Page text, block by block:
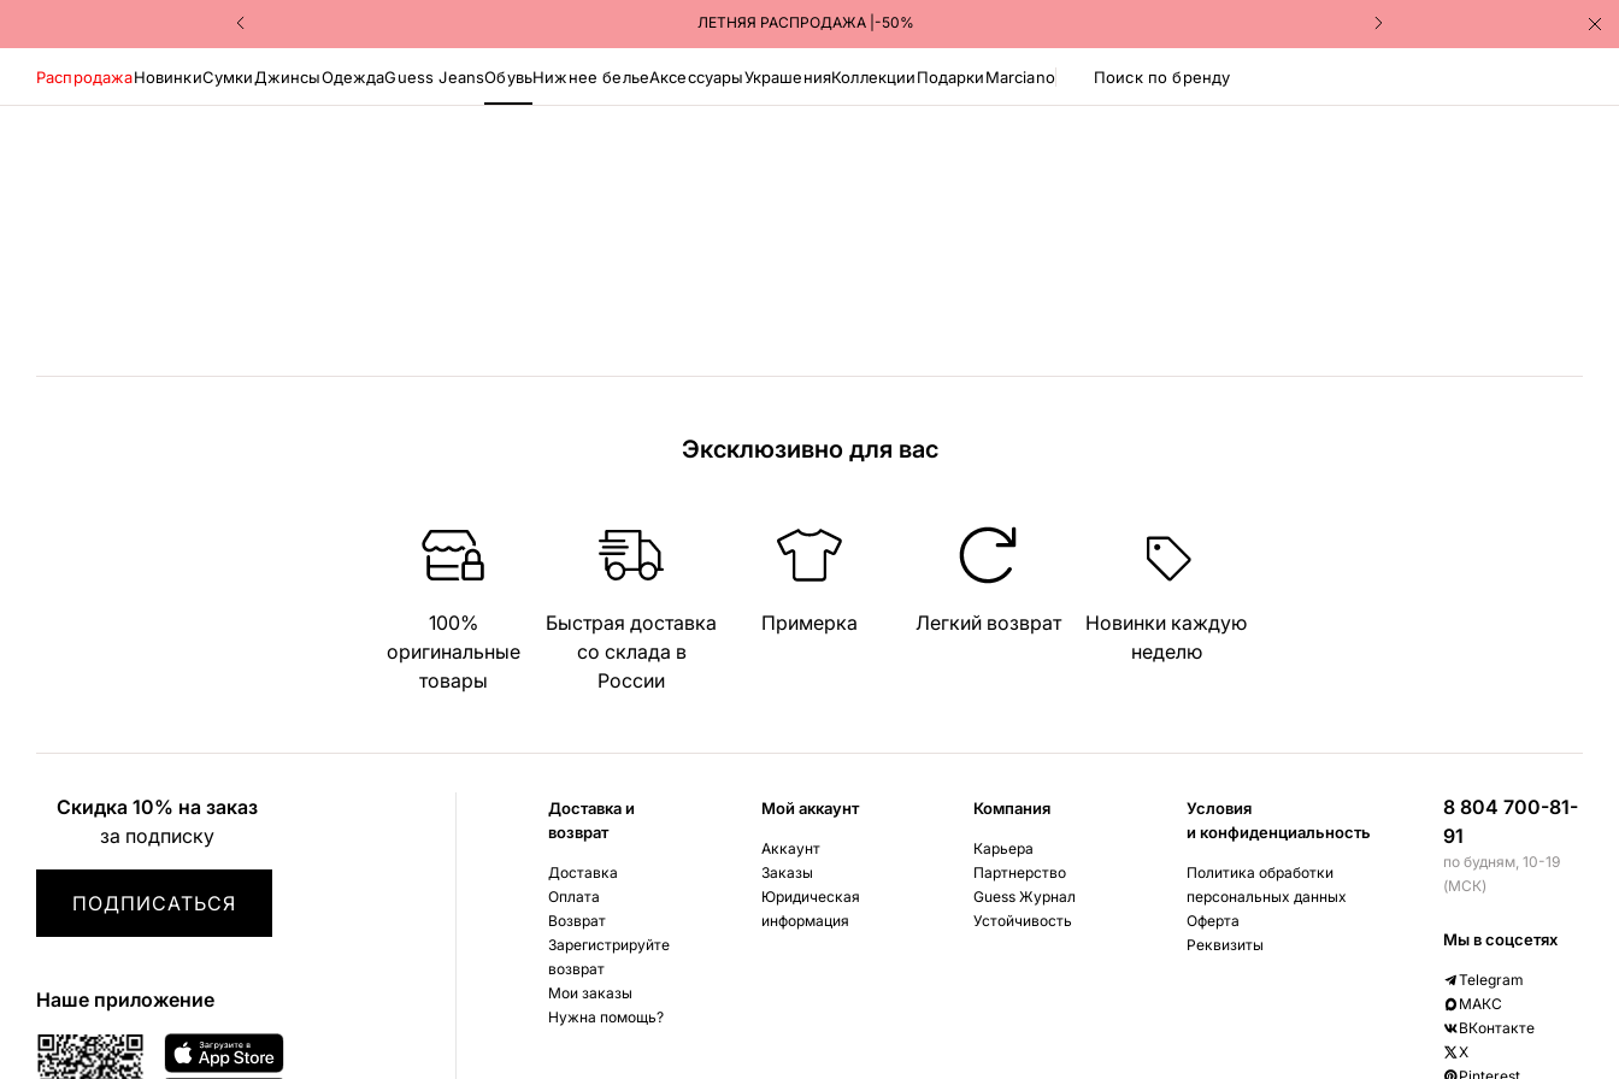
ЛЕТНЯЯ РАСПРОДАЖА |-50%
ПОЛУЧАЙТЕ ЗАКАЗЫ В ПУНКТАХ ВЫДАЧИ ЯНДЕКС МАРКЕТА
Поиск по бренду
РаспродажаНовинкиСумкиДжинсыОдеждаGuess JeansОбувьНижнее бельеАксессуарыУкрашенияКоллекцииПодаркиMarciano
Эксклюзивно для вас
100%
оригинальные
товары
Быстрая доставка
со склада в
России
Примерка Легкий возврат
Новинки каждую
неделю
Скидка 10% на заказ
за подписку
ПОДПИСАТЬСЯ
Наше приложение
Доставка и
возврат
Доставка
Оплата
Возврат
Зарегистрируйте
возврат
Мои заказы
Нужна помощь?
Мой аккаунт
Аккаунт
Заказы
Юридическая
информация
Компания
Карьера
Партнерство
Guess Журнал
Устойчивость
Условия
и конфиденциальность
Политика обработки
персональных данных
Оферта
Реквизиты
8 804 700-81-
91
по будням, 10-19
(МСК)
Мы в соцсетях
Telegram
МАКС
ВКонтакте
X